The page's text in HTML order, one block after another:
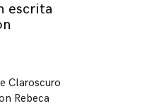
escrita
Claroscuro
Rebeca